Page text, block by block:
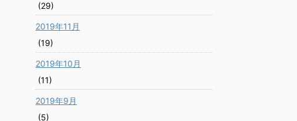
(29)
2019年11月
(19)
2019年10月
(11)
2019年9月
(5)